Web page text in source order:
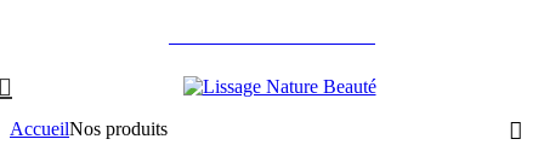
AccueilNos produits